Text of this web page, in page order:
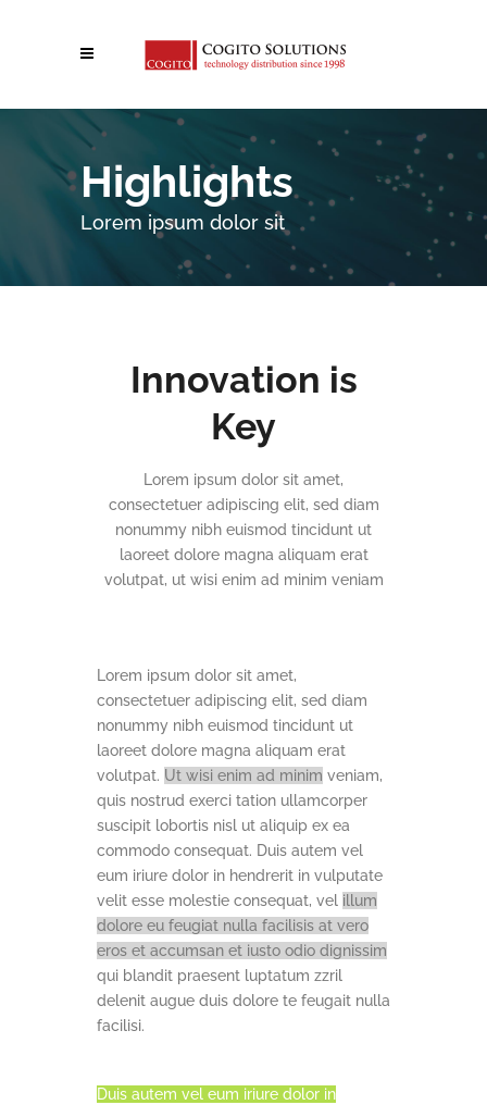
Highlights
Lorem ipsum dolor sit
Innovation is
Key
Lorem ipsum dolor sit amet,
consectetuer adipiscing elit, sed diam
nonummy nibh euismod tincidunt ut
laoreet dolore magna aliquam erat
volutpat, ut wisi enim ad minim veniam
Lorem ipsum dolor sit amet,
consectetuer adipiscing elit, sed diam
nonummy nibh euismod tincidunt ut
laoreet dolore magna aliquam erat
volutpat. Ut wisi enim ad minim veniam,
quis nostrud exerci tation ullamcorper
suscipit lobortis nisl ut aliquip ex ea
commodo consequat. Duis autem vel
eum iriure dolor in hendrerit in vulputate
velit esse molestie consequat, vel illum
dolore eu feugiat nulla facilisis at vero
eros et accumsan et iusto odio dignissim
qui blandit praesent luptatum zzril
delenit augue duis dolore te feugait nulla
facilisi.
Duis autem vel eum iriure dolor in